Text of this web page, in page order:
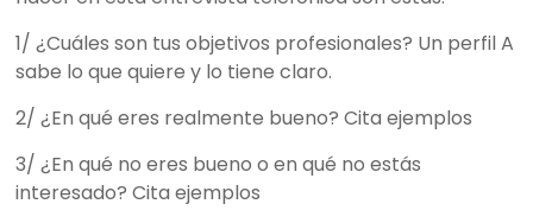
1/ ¿Cuáles son tus objetivos profesionales? Un perfil A
sabe lo que quiere y lo tiene claro.
2/ ¿En qué eres realmente bueno? Cita ejemplos
3/ ¿En qué no eres bueno o en qué no estás
interesado? Cita ejemplos